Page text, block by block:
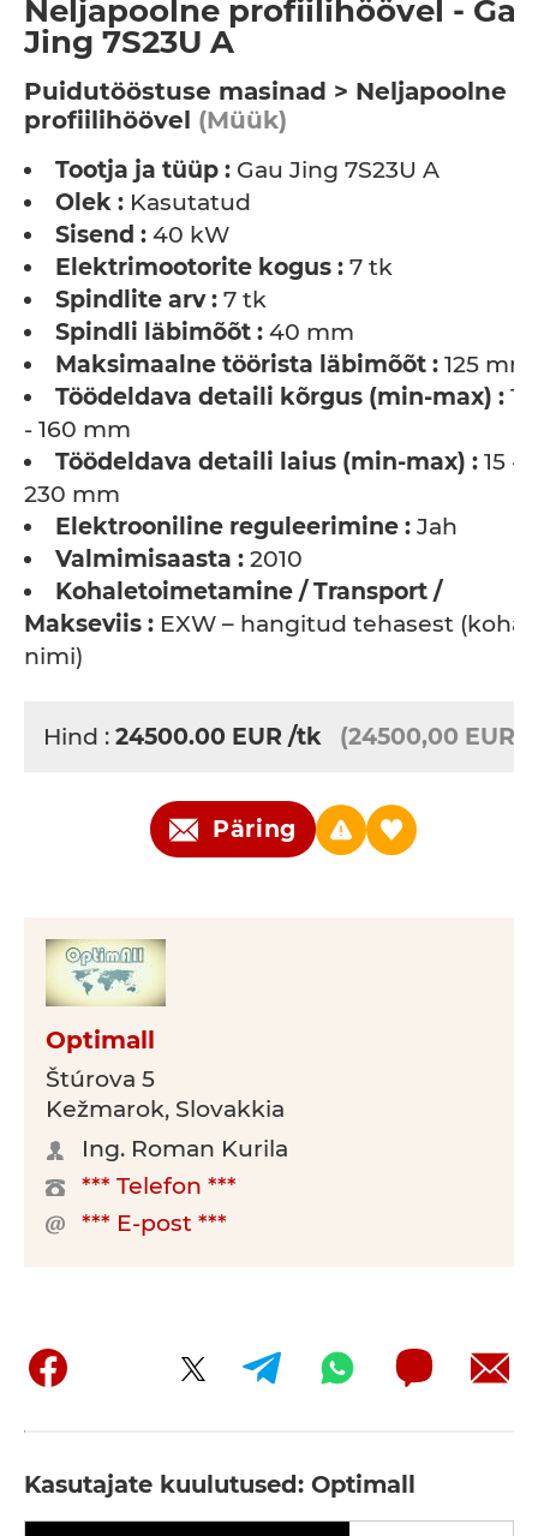
Neljapoolne profiilihöövel - Gau
Jing 7S23U A
Puidutööstuse masinad > Neljapoolne
profiilihöövel (Müük)
Tootja ja tüüp : Gau Jing 7S23U A
Olek : Kasutatud
Sisend : 40 kW
Elektrimootorite kogus : 7 tk
Spindlite arv : 7 tk
Spindli läbimõõt : 40 mm
Maksimaalne töörista läbimõõt : 125 mm
Töödeldava detaili kõrgus (min-max) : 10
- 160 mm
Töödeldava detaili laius (min-max) : 15 -
230 mm
Elektrooniline reguleerimine : Jah
Valmimisaasta : 2010
Kohaletoimetamine / Transport /
Makseviis : EXW – hangitud tehasest (koha
nimi)
Hind : 24500.00 EUR /tk (24500,00 EUR)
Päring
Optimall
Štúrova 5
Kežmarok, Slovakkia
Ing. Roman Kurila
*** Telefon ***
*** E-post ***
Kasutajate kuulutused: Optimall